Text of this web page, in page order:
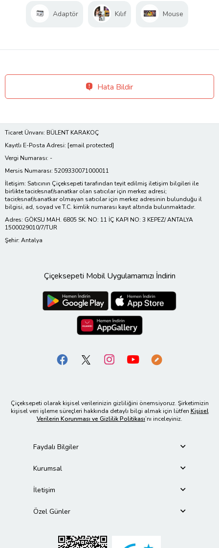
Adaptör Kılıf Mouse
Hata Bildir
Ticaret Ünvanı: BÜLENT KARAKOÇ
Kayıtlı E-Posta Adresi: [email protected]
Vergi Numarası: -
Mersis Numarası: 5209330071000011
İletişim: Satıcının Çiçeksepeti tarafından teyit edilmiş iletişim bilgileri ile
birlikte tacir/esnaf/sanatkar olan satıcılar için merkez adresi;
tacir/esnaf/sanatkar olmayan satıcılar için merkez adresinin bulunduğu il
bilgisi, ad, soyad ve T.C. kimlik numarası kayıt altında bulunmaktadır.
Adres: GÖKSU MAH. 6805 SK. NO: 11 İÇ KAPI NO: 3 KEPEZ/ ANTALYA
1500029010/7/TUR
Şehir: Antalya
Çiçeksepeti Mobil Uygulamamızı İndirin
Çiçeksepeti olarak kişisel verilerinizin gizliliğini önemsiyoruz. Şirketimizin
kişisel veri işleme süreçleri hakkında detaylı bilgi almak için lütfen Kişisel
Verilerin Korunması ve Gizlilik Politikası’nı inceleyiniz.
Faydalı Bilgiler
Kurumsal
İletişim
Özel Günler